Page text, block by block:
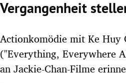
Untermenü
Vergangenheit
Actionkomödie mit Ke Huy
("Everything, Everywhere
an Jackie-Chan-Filme